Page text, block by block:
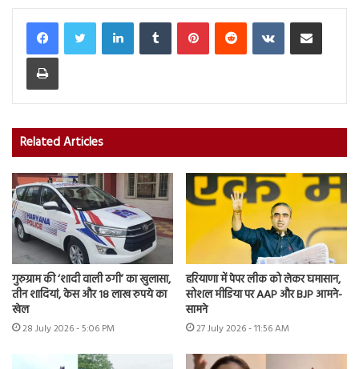
LinkedInTumblr PinterestReddit VKontakteShare via Email
Print
Related Articles
गुरुग्राम की ‘शादी वाली ठगी’ का खुलासा,
तीन शादियां, केस और 18 लाख रुपये का
खेल
28 July 2026 - 5:06 PM
हरियाणा में पेपर लीक को लेकर घमासान,
सोशल मीडिया पर AAP और BJP आमने-
सामने
27 July 2026 - 11:56 AM